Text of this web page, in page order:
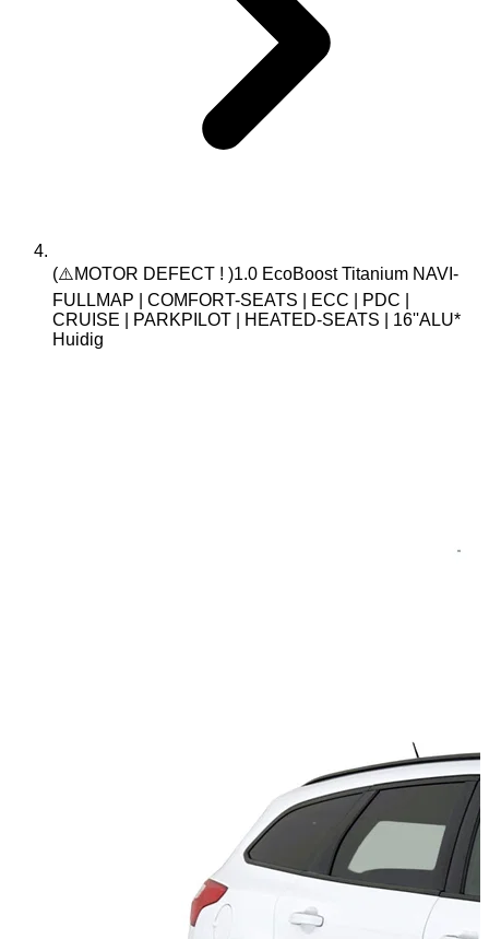
(⚠️MOTOR DEFECT ! )1.0 EcoBoost Titanium NAVI-
FULLMAP | COMFORT-SEATS | ECC | PDC |
CRUISE | PARKPILOT | HEATED-SEATS | 16''ALU*
Huidig